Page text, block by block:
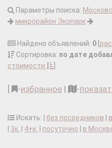
Параметры поиска:
микрорайон Экопарк
Найдено объявлений: 0
Сортировка: по дате
стоимости
-избранное | -
Искать: | без посредников
3к. 4+к. посуточно в